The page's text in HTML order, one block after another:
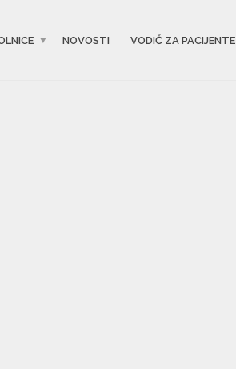
NOVOSTI VODIČ ZA PACIJENTE